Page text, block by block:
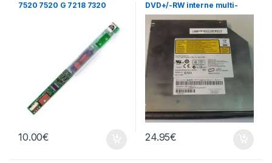
7520 7520 G 7218 7320
10.00€
DVD+/-RW interne multi-
recorder portable AD-7530A
24.95€